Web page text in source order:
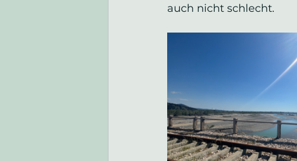
auch nicht schlecht.